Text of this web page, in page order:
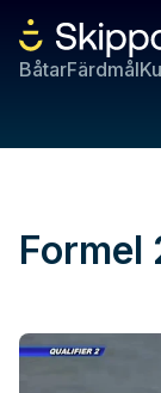
BåtarFärdmål
Formel